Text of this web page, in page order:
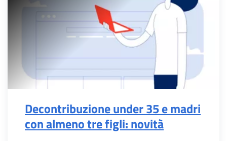
Decontribuzione under 35 e madri
con almeno tre figli: novità